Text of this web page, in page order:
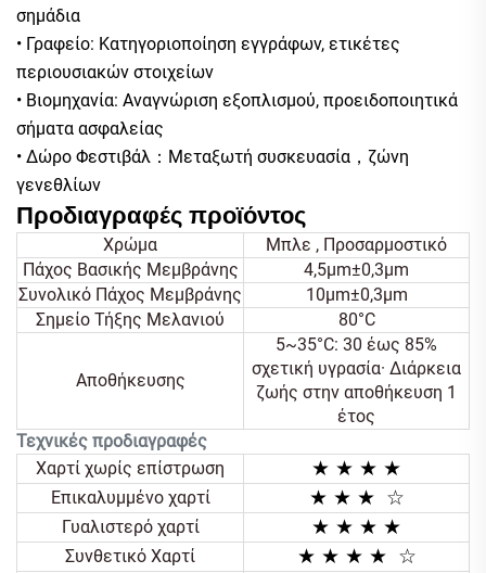
σημάδια
• Γραφείο: Κατηγοριοποίηση εγγράφων, ετικέτες
περιουσιακών στοιχείων
• Βιομηχανία: Αναγνώριση εξοπλισμού, προειδοποιητικά
σήματα ασφαλείας
• Δώρο Φεστιβάλ：Μεταξωτή συσκευασία，ζώνη
γενεθλίων
Προδιαγραφές προϊόντος
Τεχνικές προδιαγραφές
Χρώμα
Μπλε , Προσαρμοστικό
Πάχος Βασικής Μεμβράνης
4,5μm±0,3μm
Συνολικό Πάχος Μεμβράνης
10μm±0,3μm
Σημείο Τήξης Μελανιού
80°C
Αποθήκευσης
5~35°C: 30 έως 85%
σχετική υγρασία· Διάρκεια
ζωής στην αποθήκευση 1
έτος
Χαρτί χωρίς επίστρωση ★ ★ ★ ★
Επικαλυμμένο χαρτί ★ ★ ★ ☆
Γυαλιστερό χαρτί ★ ★ ★ ★
Συνθετικό Χαρτί ★ ★ ★ ★ ☆